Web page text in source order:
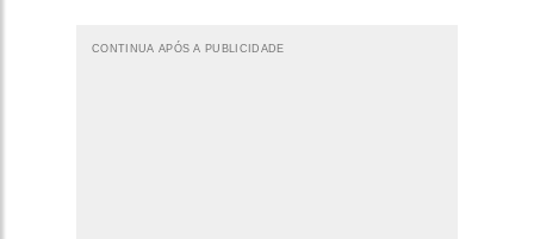
CONTINUA APÓS A PUBLICIDADE